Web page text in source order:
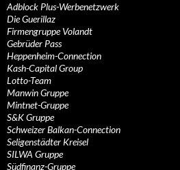
Adblock Plus-Werbenetzwerk
Die Guerillaz
Firmengruppe Volandt
Gebrüder Pass
Heppenheim-Connection
Kash-Capital Group
Lotto-Team
Manwin Gruppe
Mintnet-Gruppe
S&K Gruppe
Schweizer Balkan-Connection
Seligenstädter Kreisel
SILWA Gruppe
Südfinanz-Gruppe